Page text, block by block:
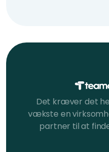
Det kræver det
vækste en
partner til at